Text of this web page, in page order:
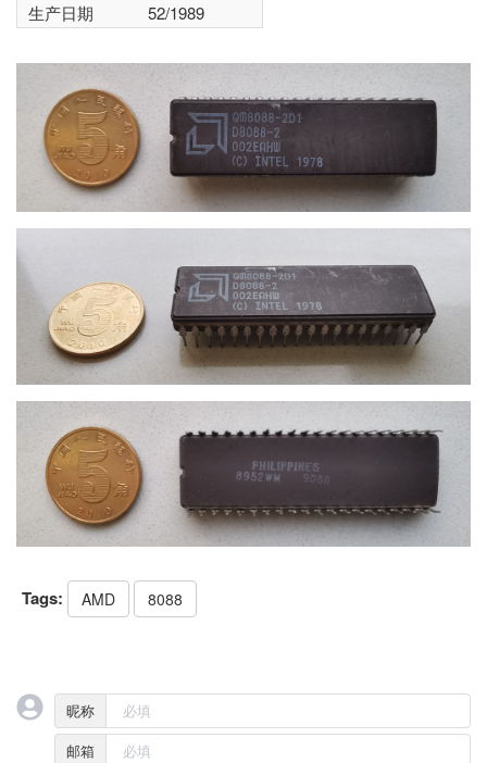
生产日期
52/1989
Tags: AMD 8088
昵称
邮箱